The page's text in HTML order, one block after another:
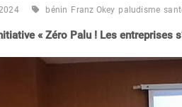
bénin Franz Okey paludisme
« Zéro Palu ! Les entreprises